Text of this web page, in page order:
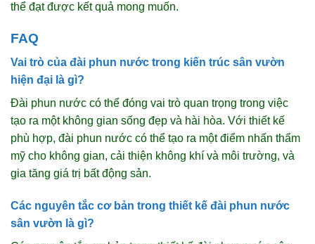
thể đạt được kết quả mong muốn.
FAQ
Vai trò của đài phun nước trong kiến trúc sân vườn
hiện đại là gì?
Đài phun nước có thể đóng vai trò quan trọng trong việc
tạo ra một không gian sống đẹp và hài hòa. Với thiết kế
phù hợp, đài phun nước có thể tạo ra một điểm nhấn thẩm
mỹ cho không gian, cải thiện không khí và môi trường, và
gia tăng giá trị bất động sản.
Các nguyên tắc cơ bản trong thiết kế đài phun nước
sân vườn là gì?